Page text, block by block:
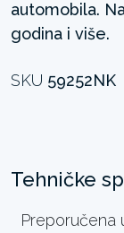
automobila.
godina i više.
SKU 59252NK
Tehničke
Preporučena